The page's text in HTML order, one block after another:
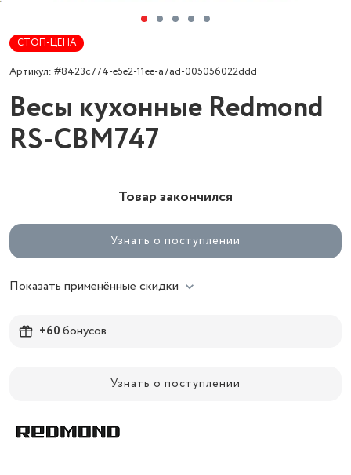
СТОП-ЦЕНА
Артикул: #8423c774-e5e2-11ee-a7ad-005056022ddd
Весы кухонные Redmond
RS-CBM747
Товар закончился
Узнать о поступлении
Показать применённые скидки
+60бонусов
Узнать о поступлении